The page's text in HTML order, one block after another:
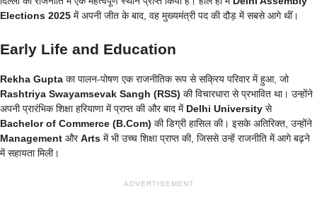
Elections 2025 में अपनी जीत के बाद, वह मुख्यमंत्री पद की दौड़ में सबसे आगे थीं।
Early Life and Education
Rekha Gupta का पालन-पोषण एक राजनीतिक रूप से सक्रिय परिवार में हुआ, जो
Rashtriya Swayamsevak Sangh (RSS) की विचारधारा से प्रभावित था। उन्होंने
अपनी प्रारंभिक शिक्षा हरियाणा में प्राप्त की और बाद में Delhi University से
Bachelor of Commerce (B.Com) की डिग्री हासिल की। इसके अतिरिक्त, उन्होंने
Management औरArts में भी उच्च शिक्षा प्राप्त की, जिससे उन्हें राजनीति में आगे बढ़ने
में सहायता मिली।
ADVERTISEMENT